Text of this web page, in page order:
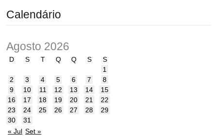
Calendário
Agosto 2026
D S T Q Q S
S
1
2
3 4 5 6 7
8
9
10 11 12 13 14
15
16
17 18 19 20 21
22
23
24 25 26 27 28
29
30
31
« Jul Set »